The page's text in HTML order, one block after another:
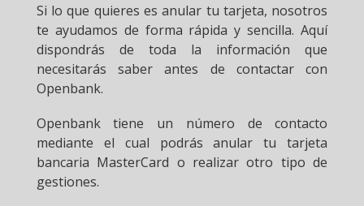
Si lo que quieres es anular tu tarjeta, nosotros
te ayudamos de forma rápida y sencilla. Aquí
dispondrás de toda la información que
necesitarás saber antes de contactar con
Openbank.
Openbank tiene un número de contacto
mediante el cual podrás anular tu tarjeta
bancaria MasterCard o realizar otro tipo de
gestiones.